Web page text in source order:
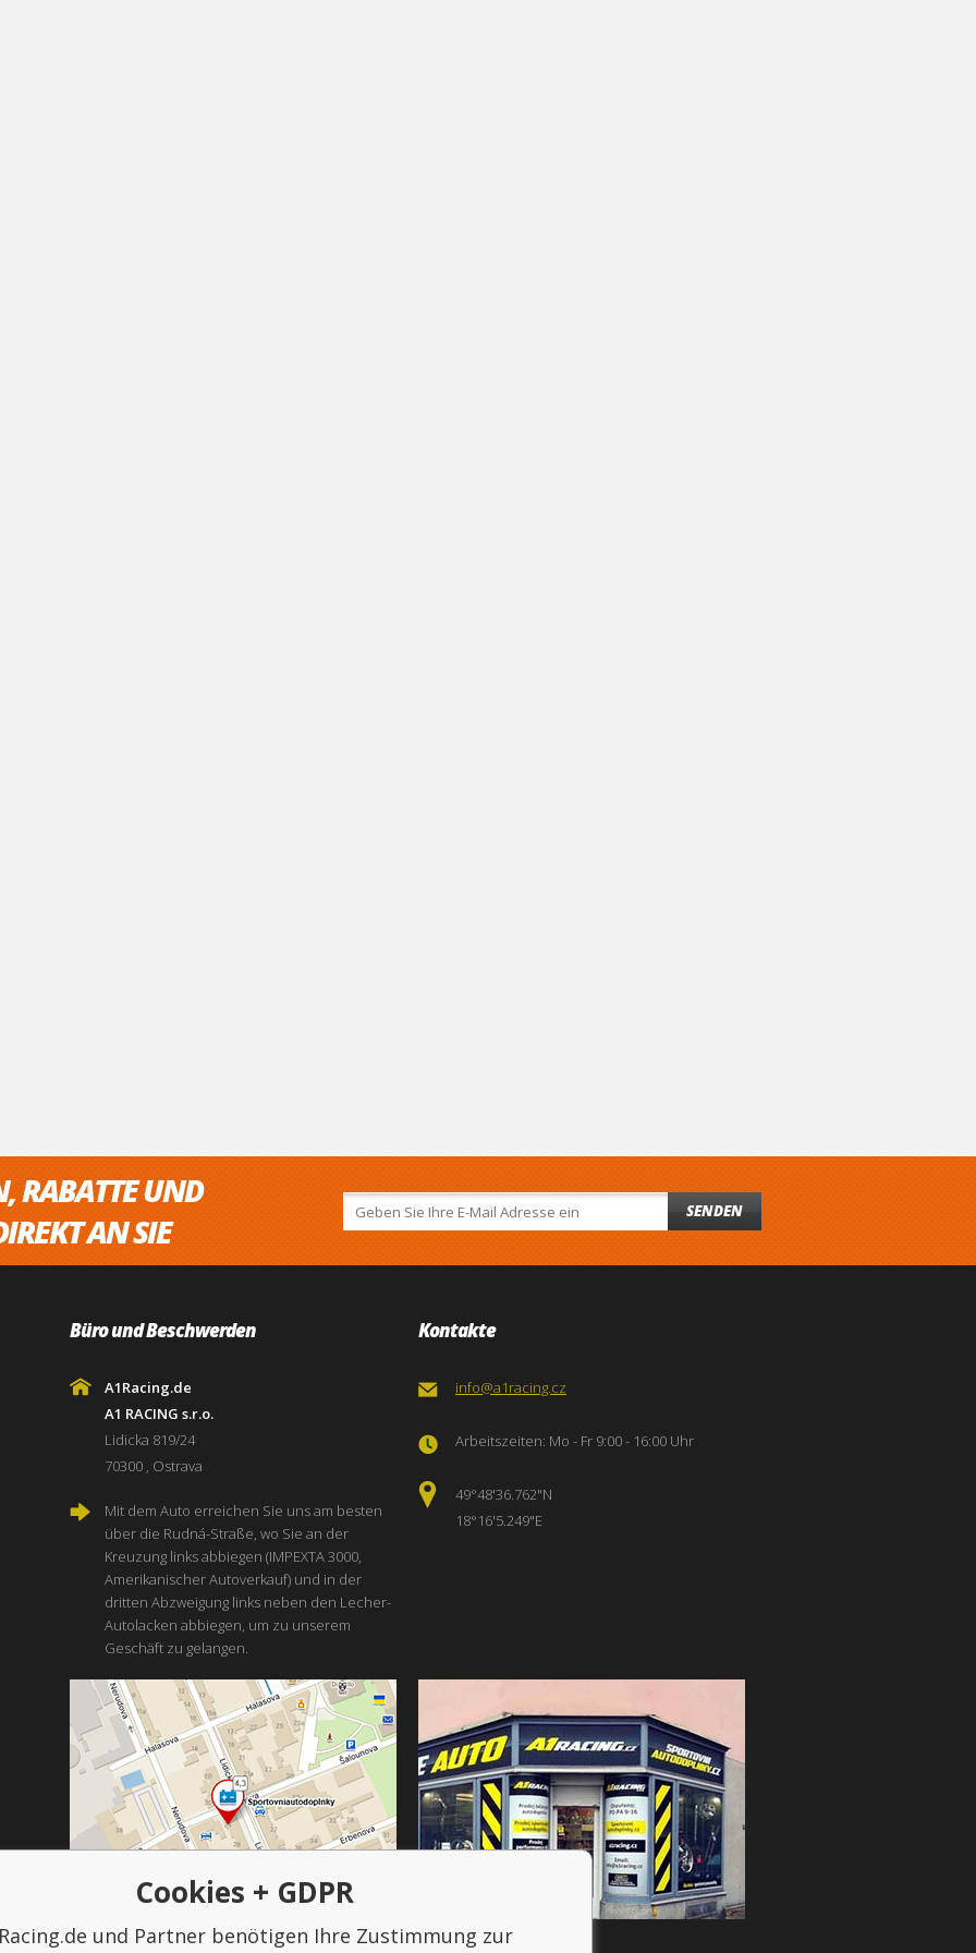
RABATTE UND
AN SIE
SENDEN
Büro und Beschwerden
A1Racing.de
A1 RACING s.r.o.
Lidicka 819/24
70300 , Ostrava
Mit dem Auto erreichen Sie uns am besten
über die Rudná-Straße, wo Sie an der
Kreuzung links abbiegen (IMPEXTA 3000,
Amerikanischer Autoverkauf) und in der
dritten Abzweigung links neben den Lecher-
Autolacken abbiegen, um zu unserem
Geschäft zu gelangen.
Kontakte
info@a1racing.cz
Arbeitszeiten: Mo - Fr 9:00 - 16:00 Uhr
49°48'36.762"N
18°16'5.249"E
Cookies + GDPR
und Partner benötigen Ihre Zustimmung zur